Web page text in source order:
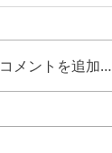
コメントを追加…